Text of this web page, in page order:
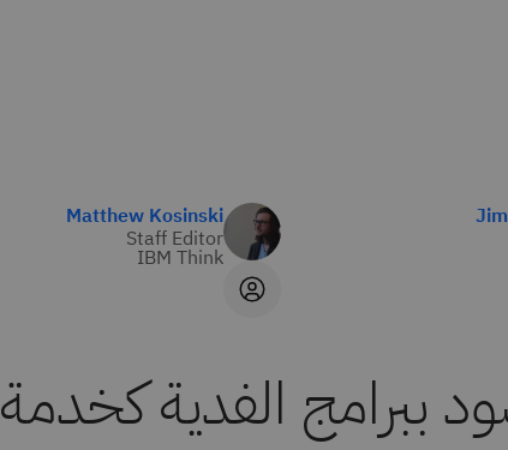
Matthew Kosinski
Staff Editor
IBM Think
ببرامج الفدية كخدمة